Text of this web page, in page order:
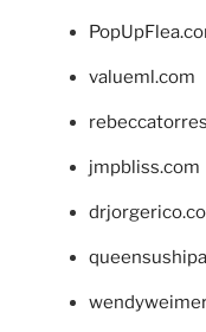
valueml.com
jmpbliss.com